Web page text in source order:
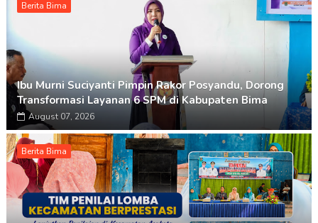
Berita Bima
Ibu Murni Suciyanti Pimpin Rakor Posyandu, Dorong
Transformasi Layanan 6 SPM di Kabupaten Bima
August 07, 2026
Berita Bima